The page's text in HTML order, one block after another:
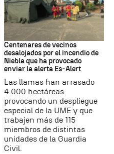
Incendio
Centenares de vecinos
desalojados por el incendio de
Niebla que ha provocado
enviar la alerta Es-Alert
Las llamas han arrasado
4.000 hectáreas
provocando un despliegue
especial de la UME y que
trabajen más de 115
miembros de distintas
unidades de la Guardia
Civil.